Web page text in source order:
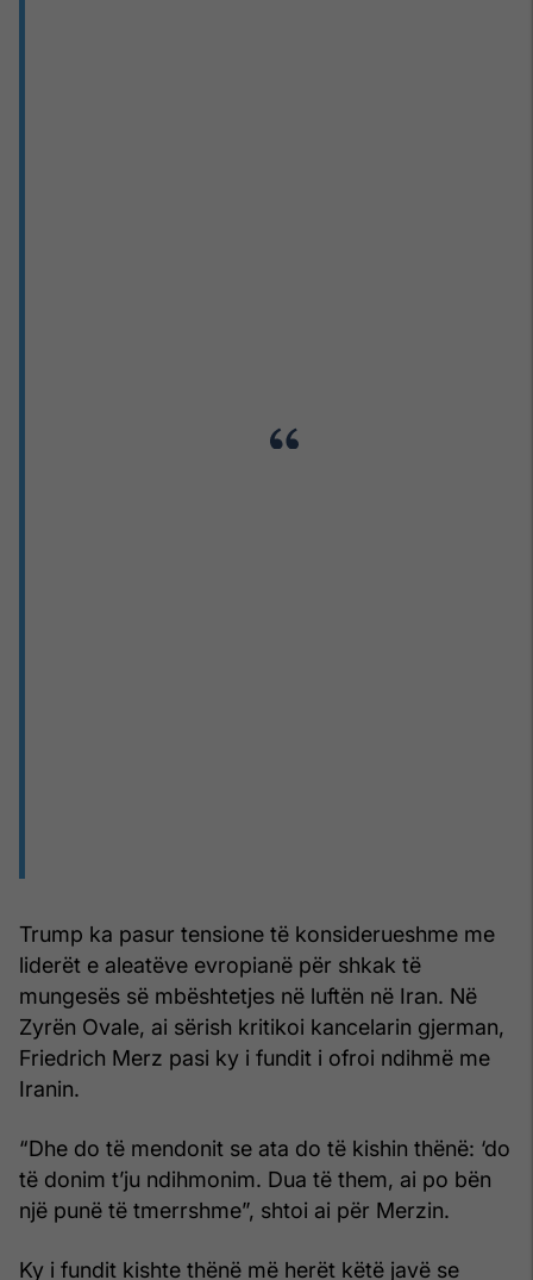
Trump ka pasur tensione të konsiderueshme me
liderët e aleatëve evropianë për shkak të
mungesës së mbështetjes në luftën në Iran. Në
Zyrën Ovale, ai sërish kritikoi kancelarin gjerman,
Friedrich Merz pasi ky i fundit i ofroi ndihmë me
Iranin.
“Dhe do të mendonit se ata do të kishin thënë: ‘do
të donim t’ju ndihmonim. Dua të them, ai po bën
një punë të tmerrshme”, shtoi ai për Merzin.
Ky i fundit kishte thënë më herët këtë javë se